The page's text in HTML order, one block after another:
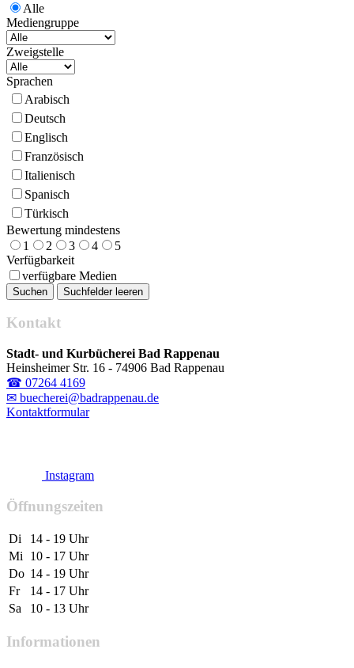
Alle
Mediengruppe
Zweigstelle
Sprachen
Arabisch
Deutsch
Englisch
Französisch
Italienisch
Spanisch
Türkisch
Bewertung mindestens
1
2 3 4
5
Verfügbarkeit
verfügbare Medien
Kontakt
Stadt- und Kurbücherei Bad Rappenau
Heinsheimer Str. 16 - 74906 Bad Rappenau
☎ 07264 4169
✉ buecherei@badrappenau.de
Kontaktformular
Instagram
Öffnungszeiten
Di
14 - 19 Uhr
Mi
10 - 17 Uhr
Do 14 - 19 Uhr
Fr
14 - 17 Uhr
Sa
10 - 13 Uhr
Informationen